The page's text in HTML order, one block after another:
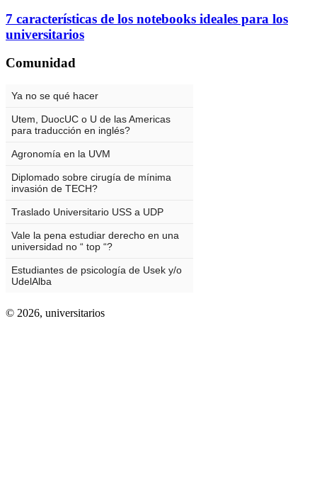
7 características de los notebooks ideales para los
universitarios
Comunidad
© 2026, universitarios